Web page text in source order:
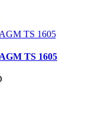
TS 1605